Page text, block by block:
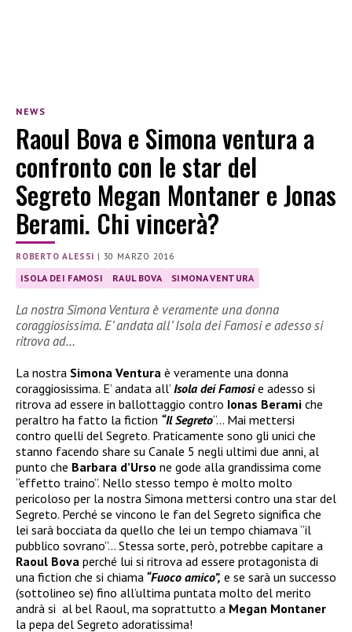
NEWS
Raoul Bova e Simona ventura a
confronto con le star del
Segreto Megan Montaner e Jonas
Berami. Chi vincerà?
ROBERTO ALESSI | 30 MARZO 2016
ISOLA DEI FAMOSI RAUL BOVA SIMONA VENTURA
La nostra Simona Ventura è veramente una donna
coraggiosissima. E’ andata all’ Isola dei Famosi e adesso si
ritrova ad…
La nostra Simona Ventura è veramente una donna
coraggiosissima. E’ andata all’ Isola dei Famosie adesso si
ritrova ad essere in ballottaggio contro Ionas Berami che
peraltro ha fatto la fiction “Il Segreto“… Mai mettersi
contro quelli del Segreto. Praticamente sono gli unici che
stanno facendo share su Canale 5 negli ultimi due anni, al
punto che Barbara d’Urso ne gode alla grandissima come
“effetto traino”. Nello stesso tempo è molto molto
pericoloso per la nostra Simona mettersi contro una star del
Segreto. Perché se vincono le fan del Segreto significa che
lei sarà bocciata da quello che lei un tempo chiamava “il
pubblico sovrano”… Stessa sorte, però, potrebbe capitare a
Raoul Bova perché lui si ritrova ad essere protagonista di
una fiction che si chiama “Fuoco amico”, e se sarà un successo
(sottolineo se) fino all’ultima puntata molto del merito
andrà si al bel Raoul, ma soprattutto a Megan Montaner
la pepa del Segreto adoratissima!